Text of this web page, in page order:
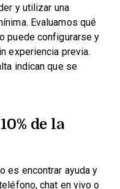
y utilizar una
Evaluamos qué
puede configurarse y
experiencia previa.
indican que se
de la
es encontrar ayuda y
chat en vivo o